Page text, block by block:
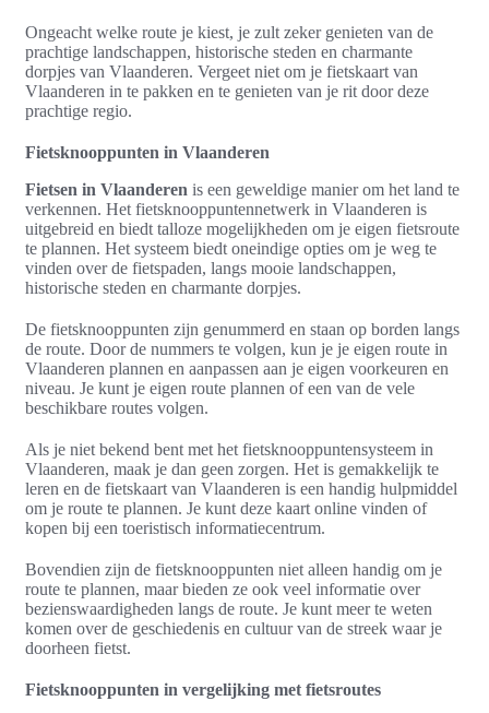
Ongeacht welke route je kiest, je zult zeker genieten van de
prachtige landschappen, historische steden en charmante
dorpjes van Vlaanderen. Vergeet niet om je fietskaart van
Vlaanderen in te pakken en te genieten van je rit door deze
prachtige regio.
Fietsknooppunten in Vlaanderen
Fietsen in Vlaanderen is een geweldige manier om het land te
verkennen. Het fietsknooppuntennetwerk in Vlaanderen is
uitgebreid en biedt talloze mogelijkheden om je eigen fietsroute
te plannen. Het systeem biedt oneindige opties om je weg te
vinden over de fietspaden, langs mooie landschappen,
historische steden en charmante dorpjes.
De fietsknooppunten zijn genummerd en staan op borden langs
de route. Door de nummers te volgen, kun je je eigen route in
Vlaanderen plannen en aanpassen aan je eigen voorkeuren en
niveau. Je kunt je eigen route plannen of een van de vele
beschikbare routes volgen.
Als je niet bekend bent met het fietsknooppuntensysteem in
Vlaanderen, maak je dan geen zorgen. Het is gemakkelijk te
leren en de fietskaart van Vlaanderen is een handig hulpmiddel
om je route te plannen. Je kunt deze kaart online vinden of
kopen bij een toeristisch informatiecentrum.
Bovendien zijn de fietsknooppunten niet alleen handig om je
route te plannen, maar bieden ze ook veel informatie over
bezienswaardigheden langs de route. Je kunt meer te weten
komen over de geschiedenis en cultuur van de streek waar je
doorheen fietst.
Fietsknooppunten in vergelijking met fietsroutes